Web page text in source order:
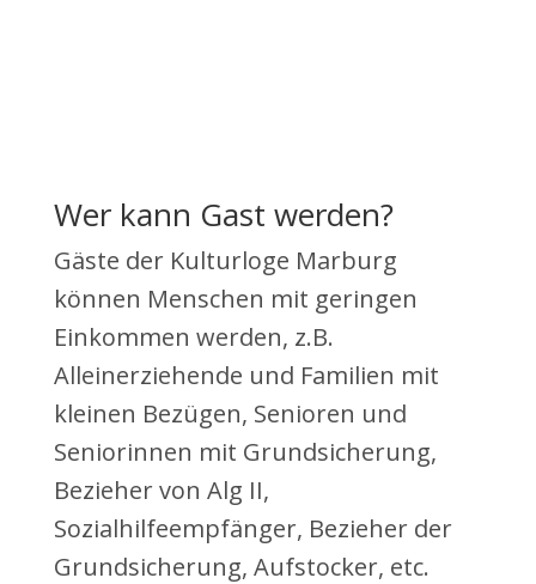
Wer kann Gast werden?
Gäste der Kulturloge Marburg
können Menschen mit geringen
Einkommen werden, z.B.
Alleinerziehende und Familien mit
kleinen Bezügen, Senioren und
Seniorinnen mit Grundsicherung,
Bezieher von Alg II,
Sozialhilfeempfänger, Bezieher der
Grundsicherung, Aufstocker, etc.